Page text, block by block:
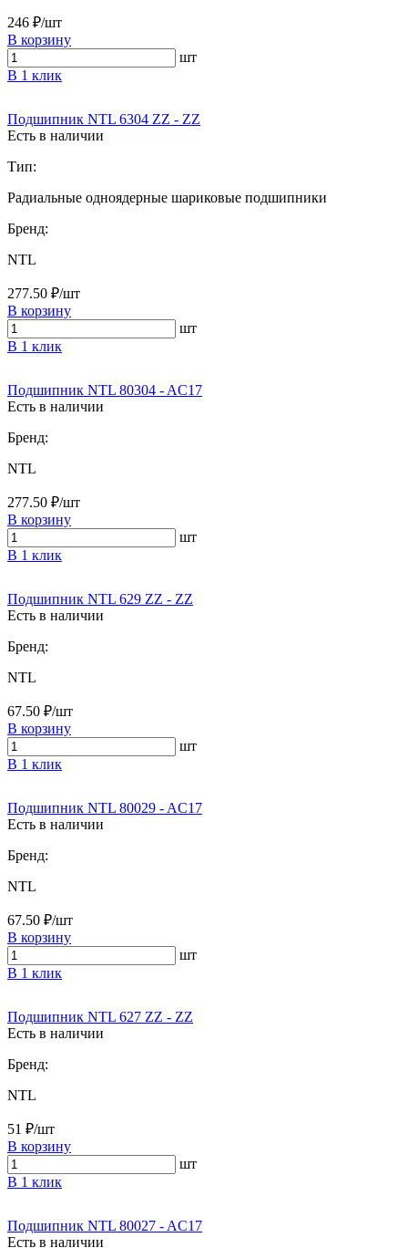
246 ₽/шт
В корзину
шт
В 1 клик
Подшипник NTL 6304 ZZ - ZZ
Есть в наличии
Тип:
Радиальные одноядерные шариковые подшипники
Бренд:
NTL
277.50 ₽/шт
В корзину
шт
В 1 клик
Подшипник NTL 80304 - AC17
Есть в наличии
Бренд:
NTL
277.50 ₽/шт
В корзину
шт
В 1 клик
Подшипник NTL 629 ZZ - ZZ
Есть в наличии
Бренд:
NTL
67.50 ₽/шт
В корзину
шт
В 1 клик
Подшипник NTL 80029 - AC17
Есть в наличии
Бренд:
NTL
67.50 ₽/шт
В корзину
шт
В 1 клик
Подшипник NTL 627 ZZ - ZZ
Есть в наличии
Бренд:
NTL
51 ₽/шт
В корзину
шт
В 1 клик
Подшипник NTL 80027 - AC17
Есть в наличии